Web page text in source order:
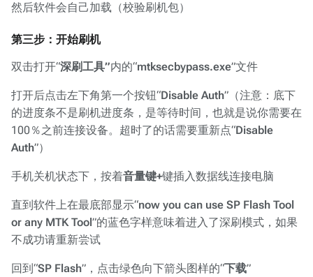
然后软件会自己加载（校验刷机包）
第三步：开始刷机
双击打开“深刷工具”内的“mtksecbypass.exe”文件
打开后点击左下角第一个按钮“Disable Auth”（注意：底下
的进度条不是刷机进度条，是等待时间，也就是说你需要在
100％之前连接设备。超时了的话需要重新点“Disable
Auth”）
手机关机状态下，按着音量键+键插入数据线连接电脑
直到软件上在最底部显示“now you can use SP Flash Tool
or any MTK Tool”的蓝色字样意味着进入了深刷模式，如果
不成功请重新尝试
回到“SP Flash”，点击绿色向下箭头图样的“下载”